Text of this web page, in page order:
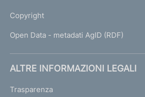
Copyright
Open Data - metadati AgID (RDF)
ALTRE INFORMAZIONI LEGALI
Trasparenza